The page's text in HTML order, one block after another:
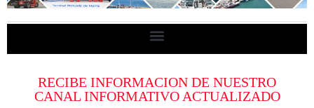
RECIBE INFORMACION DE NUESTRO
CANAL INFORMATIVO ACTUALIZADO